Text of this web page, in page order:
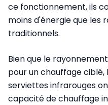
ce fonctionnement, ils
moins d'énergie que les
traditionnels.
Bien que le
pour un chauffage
serviettes infrarouges
capacité de chauffage